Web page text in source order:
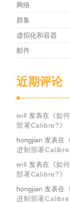
网络
群集
虚拟化和容器
邮件
近期评论
will 发表在《如
部署Calibre?》
hongjian 发表在
进制部署
will 发表在《如
部署Calibre?》
hongjian 发表在
进制部署